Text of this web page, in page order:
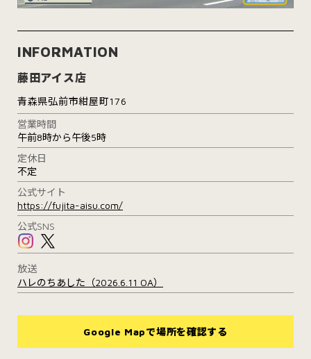
INFORMATION
藤田アイス店
青森県弘前市紺屋町176
営業時間
午前8時から午後5時
定休日
不定
公式サイト
https://fujita-aisu.com/
公式SNS
放送
ハレのちあした（2026.6.11 OA）
Google Mapで場所を確認する